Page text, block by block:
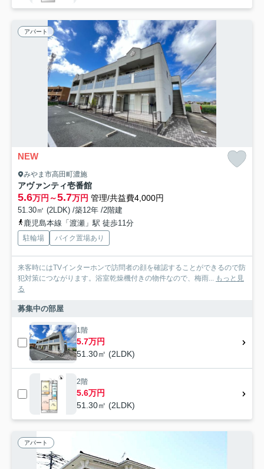
アパート
NEW
みやま市高田町濃施
アヴァンティ壱番館
5.6万円～5.7万円 管理/共益費4,000円
51.30㎡ (2LDK) /築12年 /2階建
鹿児島本線「渡瀬」駅 徒歩11分
駐輪場 バイク置場あり
来客時にはTVインターホンで訪問者の顔を確認することができるので防
犯対策につながります。浴室乾燥機付きの物件なので、梅雨... もっと見
る
募集中の部屋
1階
5.7万円
51.30㎡ (2LDK)
2階
5.6万円
51.30㎡ (2LDK)
アパート